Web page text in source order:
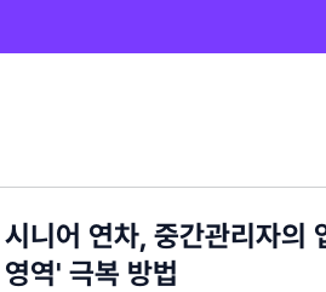
시니어 연차, 중간관리자의
영역' 극복 방법